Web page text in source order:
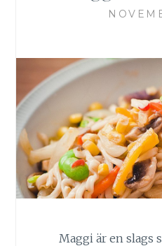
Maggi är en slags